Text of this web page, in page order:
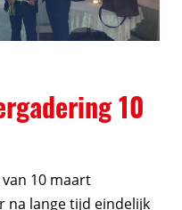
10
10 maart
na lange tijd eindelijk